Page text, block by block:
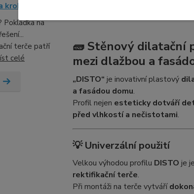
Pokládka na
terče patří
celé
🧱 Stěnový dilatační
mezi dlažbou a
„DISTO“ je inovativní plastový
a fasádou domu.
Profil nejen esteticky dotváří
před vlhkostí a nečistotami.
💡Univerzální použití
Velkou výhodou profilu DISTO je
rektifikační terče.
Při montáži na terče vytváří